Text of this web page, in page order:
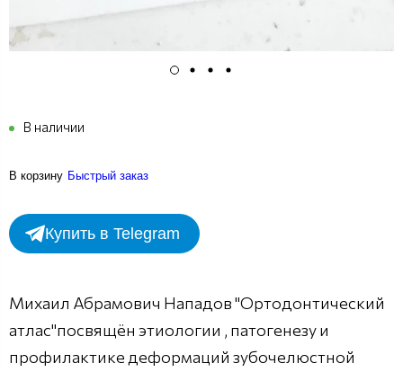
В наличии
В корзину Быстрый заказ
Купить в Telegram
Михаил Абрамович Нападов "Ортодонтический
атлас"посвящён этиологии , патогенезу и
профилактике деформаций зубочелюстной